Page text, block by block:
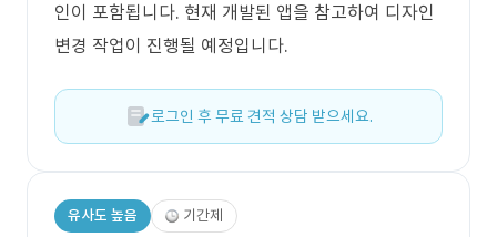
인이 포함됩니다. 현재 개발된 앱을 참고하여 디자인
변경 작업이 진행될 예정입니다.
로그인 후 무료 견적 상담 받으세요.
유사도 높음 기간제